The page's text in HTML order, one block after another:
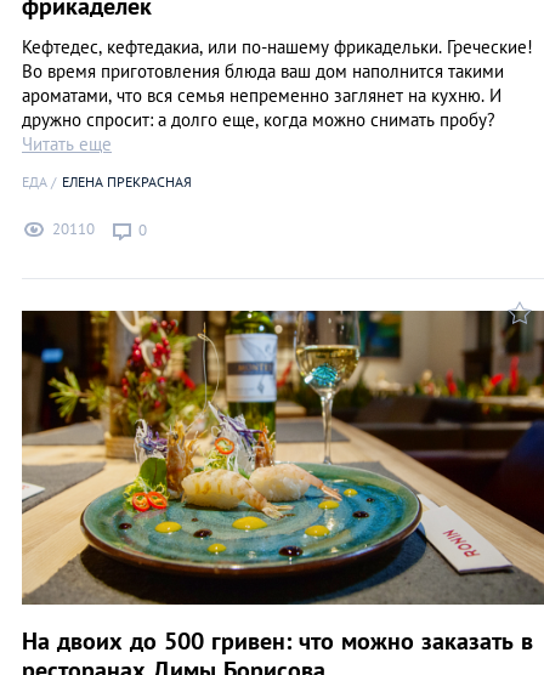
Кефтедес, кефтедакиа, или по-нашему фрикадельки. Греческие!
Во время приготовления блюда ваш дом наполнится такими
ароматами, что вся семья непременно заглянет на кухню. И
дружно спросит: а долго еще, когда можно снимать пробу?
Читать еще
ЕДА ЕЛЕНА ПРЕКРАСНАЯ
20110 0
На двоих до 500 гривен: что можно заказать в